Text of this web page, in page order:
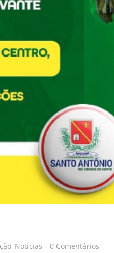
, Noticias | 0 Comentários